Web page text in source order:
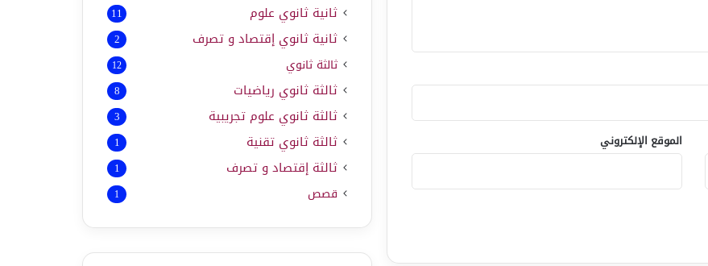
الموقع الإلكتروني
ثانية ثانوي علوم 11
ثانية ثانوي إقتصاد و تصرف 2
ثالثة ثانوي 12
ثالثة ثانوي رياضيات 8
ثالثة ثانوي علوم تجريبية 3
ثالثة ثانوي تقنية 1
ثالثة إقتصاد و تصرف 1
قصص 1